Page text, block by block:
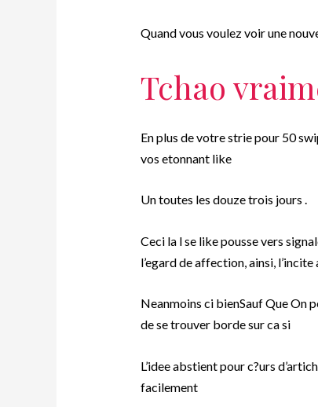
Quand vous voulez voir une
Tchao
En plus de votre strie pour 50
vos etonnant like
Un toutes les douze trois jours .
Ceci la l se like pousse vers
l’egard de affection, ainsi,
Neanmoins ci bienSauf Que On
de se trouver borde sur ca si
L’idee abstient pour c?urs
facilement